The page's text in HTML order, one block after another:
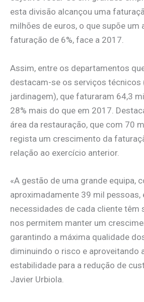
esta divisão alcançou uma
milhões de euros, o que supõe um
faturação de 6%, face a 2017.
Assim, entre os departamentos
destacam-se os serviços técnicos
jardinagem), que faturaram 64,3
28% mais do que em 2017.
área da restauração, que com 70
regista um crescimento da
relação ao exercício anterior.
«A gestão de uma grande equipa,
aproximadamente 39 mil pessoas,
necessidades de cada cliente têm
nos permitem manter um
garantindo a máxima qualidade
diminuindo o risco e aproveitando
estabilidade para a redução de
Javier Urbiola.